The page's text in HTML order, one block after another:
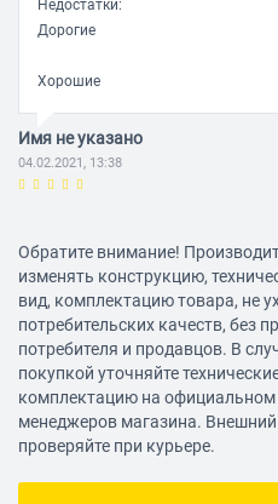
Торцевые головки
Количество торцевых
головок
вставками
Посадка головок
Мин. размер торцевых
головок
Макс. размер торцевых
Головки торцевые
Недостатки:
Дорогие
Хорошие
Имя не указано
04.02.2021, 13:38
НАПИСАТЬ ОТЗЫВ
Обратите внимание!
изменять конструкцию,
вид, комплектацию товара, не
потребительских качеств, без
потребителя и продавцов. В
покупкой уточняйте
комплектацию на официальном
менеджеров магазина.
проверяйте при курьере.